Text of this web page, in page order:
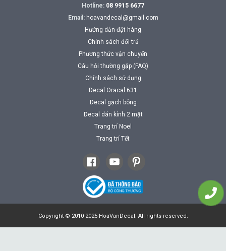
Hotline: 08 9915 6677
Email: hoavandecal@gmail.com
Hướng dẫn đặt hàng
Chính sách đổi trả
Phương thức vận chuyển
Câu hỏi thường gặp (FAQ)
Chính sách sử dụng
Decal Oracal 631
Decal gạch bông
Decal dán kính 2 mặt
Trang trí Noel
Trang trí Tết
Copyright © 2010-2025 HoaVanDecal. All rights reserved.